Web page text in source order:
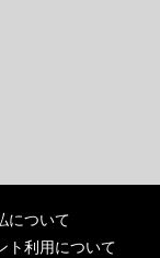
について
ト利用について